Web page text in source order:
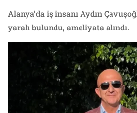
Alanya’da iş insanı Aydın
yaralı bulundu, ameliyata alındı.